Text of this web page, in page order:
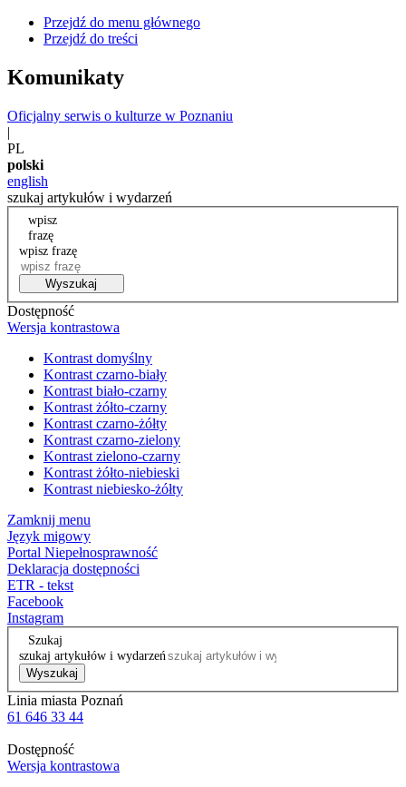
Przejdź do menu głównego
Przejdź do treści
Komunikaty
Oficjalny serwis o kulturze w Poznaniu
|
PL
polski
english
szukaj artykułów i wydarzeń
wpisz
frazę
wpisz frazę
Wyszukaj
Dostępność
Wersja kontrastowa
Kontrast domyślny
Kontrast czarno-biały
Kontrast biało-czarny
Kontrast żółto-czarny
Kontrast czarno-żółty
Kontrast czarno-zielony
Kontrast zielono-czarny
Kontrast żółto-niebieski
Kontrast niebiesko-żółty
Zamknij menu
Język migowy
Portal Niepełnosprawność
Deklaracja dostępności
ETR - tekst
Facebook
Instagram
Szukaj
szukaj artykułów i wydarzeń
Wyszukaj
Linia miasta Poznań
61 646 33 44
Dostępność
Wersja kontrastowa